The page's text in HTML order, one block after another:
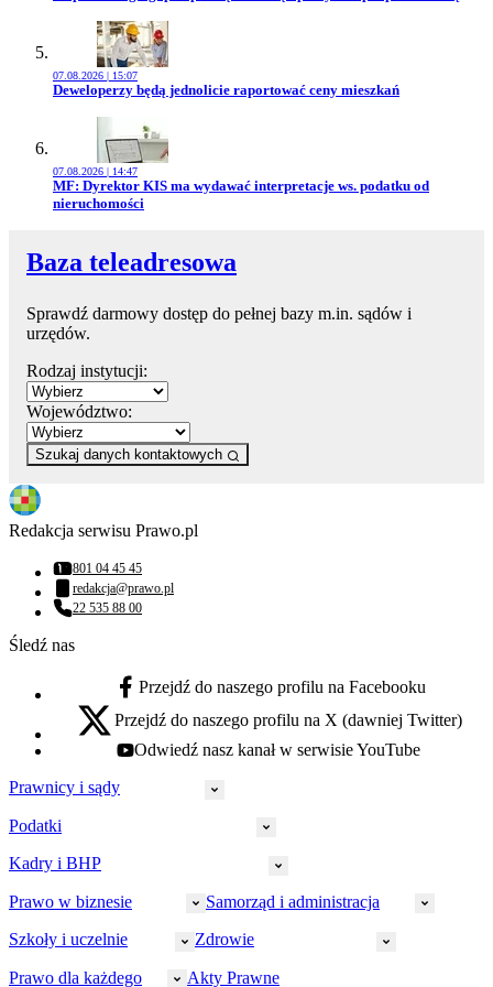
07.08.2026 | 15:07
Przejdź do artykułu:
Deweloperzy będą jednolicie raportować ceny mieszkań
07.08.2026 | 14:47
Przejdź do artykułu:
MF: Dyrektor KIS ma wydawać interpretacje ws. podatku od
nieruchomości
Baza teleadresowa
Sprawdź darmowy dostęp do pełnej bazy m.in. sądów i
urzędów.
Rodzaj instytucji:
Województwo:
Szukaj danych kontaktowych
Redakcja serwisu Prawo.pl
Numer telefonu:
801 04 45 45
Adres email:
redakcja@prawo.pl
Numer telefonu:
22 535 88 00
Śledź nas
facebook - otwiera się w nowej karcie
Przejdź do naszego profilu na Facebooku
x - otwiera się w nowej karcie
Przejdź do naszego profilu na X (dawniej Twitter)
youtube - otwiera się w nowej karcie
Odwiedź nasz kanał w serwisie YouTube
Prawnicy i sądy
Prawnicy
Policja
Strefa aplikanta
Sędziowie
Podatki
CIT
Akcyza
Rachunkowość
Kadry i BHP
HR
Ubezpieczenia społeczne
Prawo w biznesie
Małe i średnie firmy
Samorząd i administracja
Bezpieczeństwo publiczne
Szkoły i uczelnie Zdrowie
Prawo dla każdego Akty Prawne